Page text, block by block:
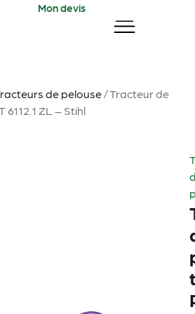
Mon devis
de pelouse/ Tracteur de
ZL – Stihl